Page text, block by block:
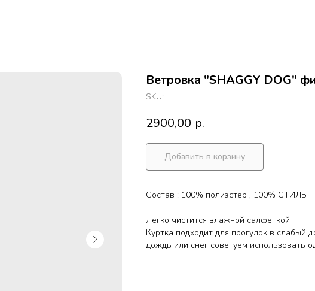
Ветровка "SHAGGY DOG"
SKU:
2900,00 р.
Добавить в корзину
Состав : 100% полиэстер , 100% СТИЛЬ
Легко чистится влажной салфеткой
Куртка подходит для прогулок в слабый
дождь или снег советуем использовать